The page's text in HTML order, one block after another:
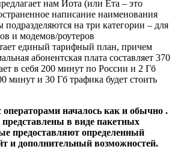
нам Йота (или Ета – это
написание наименования
подразделяются на три категории – для
и модемов/роутеров
единый тарифный план, причем
абонентская плата составляет 370
в себя 200 минут по России и 2 Гб
минут и 30 Гб трафика будет стоить
операторами началось как и обычно .
в виде пакетных
предоставляют определенный
и дополнительный возможностей.